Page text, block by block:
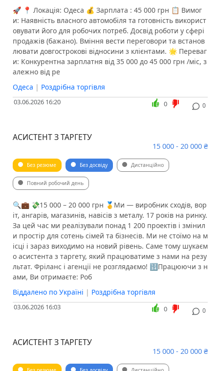
🚀 📍 Локація: Одеса 💰 Зарплата : 45 000 грн 📋 Вимог
и: Наявність власного автомобіля та готовність використ
овувати його для робочих потреб. Досвід роботи у сфері
продажів (бажано). Вміння вести переговори та встанов
лювати довгострокові відносини з клієнтами. 🌟 Переваг
и: Конкурентна зарплатня від 35 000 до 45 000 грн /міс, з
алежно від ре
Одеса | Роздрібна торгівля
03.06.2026 16:20 0
0
АСИСТЕНТ З ТАРГЕТУ
15 000 - 20 000 ₴
Без резюме Без досвіду Дистанційно
Повний робочий день
🔍💼 💸15 000 – 20 000 грн 🥇Ми — виробник сходів, вор
іт, ангарів, магазинів, навісів з металу. 17 років на ринку.
За цей час ми реалізували понад 1 200 проектів і змінил
и простір для сотень сімей та бізнесів. Ми не стоїмо на м
ісці і зараз виходимо на новий рівень. Саме тому шукаєм
о асистента з таргету, який працюватиме з нами на резу
льтат. Фріланс і агенції не розглядаємо! 🔢Працюючи з н
ами, Ви отримаєте: Роб
Віддалено по Україні | Роздрібна торгівля
03.06.2026 16:03 0
0
АСИСТЕНТ З ТАРГЕТУ
15 000 - 20 000 ₴